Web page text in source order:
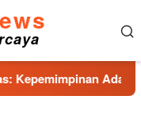
Adalah